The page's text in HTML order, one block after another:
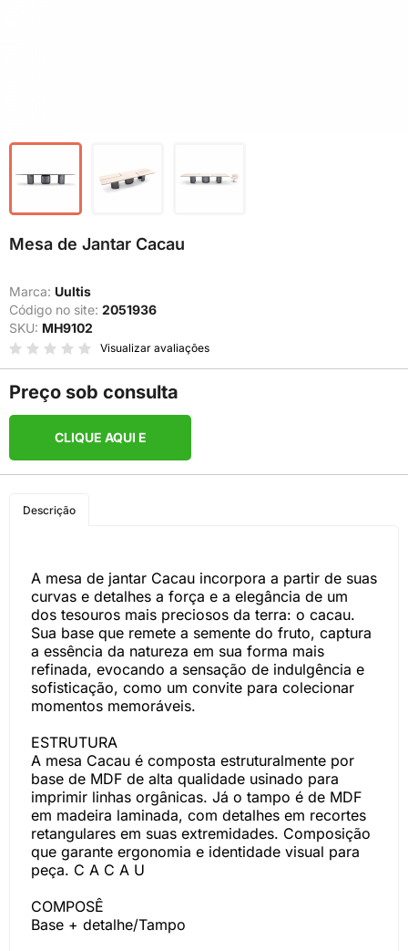
Mesa de Jantar Cacau
Marca: Uultis
Código no site: 2051936
SKU: MH9102
Visualizar avaliações
Preço sob consulta
CLIQUE AQUI E
Descrição
A mesa de jantar Cacau incorpora a partir de suas
curvas e detalhes a força e a elegância de um
dos tesouros mais preciosos da terra: o cacau.
Sua base que remete a semente do fruto, captura
a essência da natureza em sua forma mais
refinada, evocando a sensação de indulgência e
sofisticação, como um convite para colecionar
momentos memoráveis.
ESTRUTURA
A mesa Cacau é composta estruturalmente por
base de MDF de alta qualidade usinado para
imprimir linhas orgânicas. Já o tampo é de MDF
em madeira laminada, com detalhes em recortes
retangulares em suas extremidades. Composição
que garante ergonomia e identidade visual para
peça. C A C A U
COMPOSÊ
Base + detalhe/Tampo